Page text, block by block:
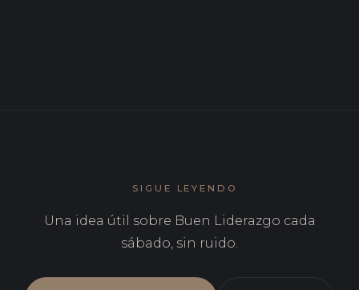
SIGUE LEYENDO
Una idea útil sobre Buen Liderazgo cada
sábado, sin ruido.